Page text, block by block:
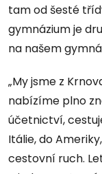
tam od šesté
gymnázium je
na našem
„My jsme z
nabízíme plno
účetnictví,
Itálie, do
cestovní ruch.